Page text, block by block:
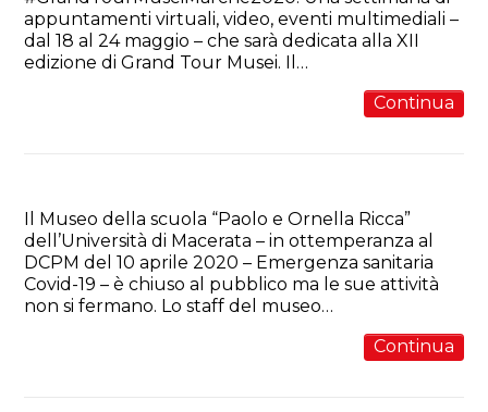
appuntamenti virtuali, video, eventi multimediali –
dal 18 al 24 maggio – che sarà dedicata alla XII
edizione di Grand Tour Musei. Il…
Continua
Il Museo della scuola “Paolo e Ornella Ricca”
dell’Università di Macerata – in ottemperanza al
DCPM del 10 aprile 2020 – Emergenza sanitaria
Covid-19 – è chiuso al pubblico ma le sue attività
non si fermano. Lo staff del museo…
Continua